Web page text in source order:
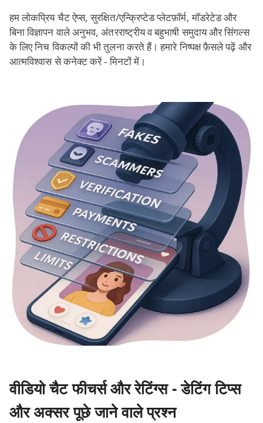
हम लोकप्रिय चैट ऐप्स, सुरक्षित/एन्क्रिप्टेड प्लेटफ़ॉर्म, मॉडरेटेड और
बिना विज्ञापन वाले अनुभव, अंतरराष्ट्रीय व बहुभाषी समुदाय और सिंगल्स
के लिए निच विकल्पों की भी तुलना करते हैं। हमारे निष्पक्ष फ़ैसले पढ़ें और
आत्मविश्वास से कनेक्ट करें - मिनटों में।
वीडियो चैट फीचर्स और रेटिंग्स - डेटिंग टिप्स
और अक्सर पूछे जाने वाले प्रश्न